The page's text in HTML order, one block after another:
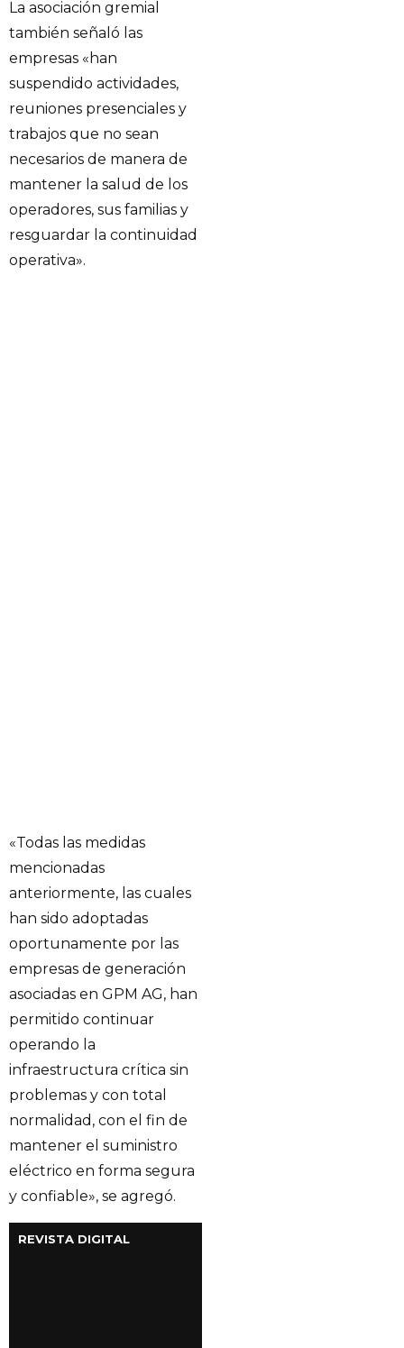
La asociación gremial
también señaló las
empresas «han
suspendido actividades,
reuniones presenciales y
trabajos que no sean
necesarios de manera de
mantener la salud de los
operadores, sus familias y
resguardar la continuidad
operativa».
«Todas las medidas
mencionadas
anteriormente, las cuales
han sido adoptadas
oportunamente por las
empresas de generación
asociadas en GPM AG, han
permitido continuar
operando la
infraestructura crítica sin
problemas y con total
normalidad, con el fin de
mantener el suministro
eléctrico en forma segura
y confiable», se agregó.
REVISTA DIGITAL